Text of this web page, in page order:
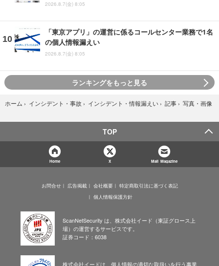
2026.8.7(金) 8:05
「東京アプリ」の運営に係るコールセンター業務で1名
の個人情報漏えい
2026.8.7(金) 8:05
ランキングをもっと見る
ホーム › インシデント・事故 › インシデント・情報漏えい › 記事 › 写真・画像
TOP
Home X Mail Magazine
お問合せ 広告掲載 会社概要
特定商取引法に基づく表記
個人情報保護方針
ScanNetSecurity は、株式会社イード（東証グロース上
場）の運営するサービスです。
証券コード：6038
株式会社イードは、個人情報の適切な取扱いを行う事業